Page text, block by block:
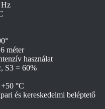
Hz
méter
használat
S3 = 60%
°C
és kereskedelmi beléptető